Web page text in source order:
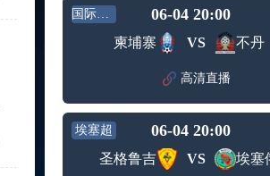
月12日
大师赛
男单第2
轮
萨卡里vs加里宁娜 全场录像回放
2024年5
WTA罗
马大师
赛女单
第3轮
吉隆vs卢布列夫 全场录像回放
月12日
ATP罗马
大师赛
轮
兹维列夫vs达德尔里 全场录像回放
标签： 2024年5
月13日
ATP罗马
大师赛
男单第3
阿纳尔迪vs贾里 全场录像回放
国际友谊 06-04 20:00
柬埔寨 VS 不丹
高清直播
埃塞超 06-04 20:00
圣格鲁吉 VS